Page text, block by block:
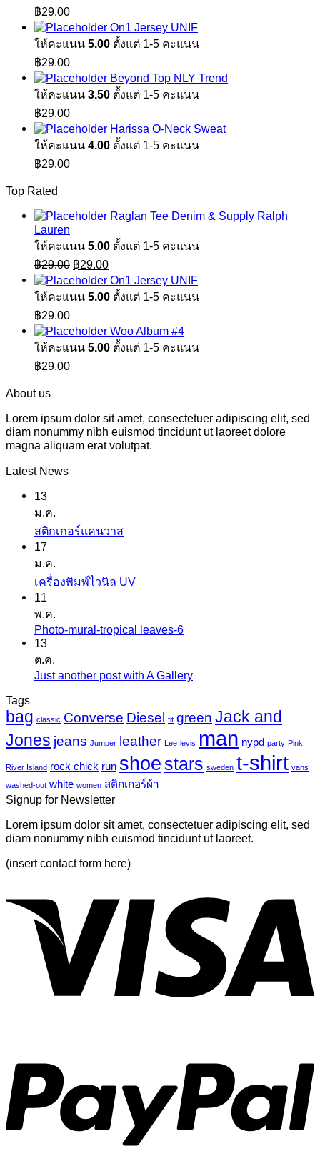
฿29.00
On1 Jersey UNIF
ให้คะแนน 5.00 ตั้งแต่ 1-5 คะแนน
฿29.00
Beyond Top NLY Trend
ให้คะแนน 3.50 ตั้งแต่ 1-5 คะแนน
฿29.00
Harissa O-Neck Sweat
ให้คะแนน 4.00 ตั้งแต่ 1-5 คะแนน
฿29.00
Top Rated
Raglan Tee Denim & Supply Ralph
Lauren
ให้คะแนน 5.00 ตั้งแต่ 1-5 คะแนน
฿29.00 Original
price
was:
฿29.00.
฿29.00Current
price
is:
฿29.00.
On1 Jersey UNIF
ให้คะแนน 5.00 ตั้งแต่ 1-5 คะแนน
฿29.00
Woo Album #4
ให้คะแนน 5.00 ตั้งแต่ 1-5 คะแนน
฿29.00
About us
Lorem ipsum dolor sit amet, consectetuer adipiscing elit, sed
diam nonummy nibh euismod tincidunt ut laoreet dolore
magna aliquam erat volutpat.
Latest News
13
ม.ค.
สติกเกอร์แคนวาสไม่มี
บน
นวาส
17
ม.ค.
เครื่องพิมพ์ไวนิล UVไม่มี
บน
ไว
11
พ.ค.
Photo-mural-tropical leaves-6ไม่มี
mural-
tropical
leaves-
13
ต.ค.
Just another post with A Galleryไม่มี
เห็น
บน
Just
another
post
Tags
bag classic Converse Diesel fit green Jack and
Jones jeans Jumper leather Lee levis man nypd party Pink
River Island rock chick run shoe stars sweden t-shirt vans
washed-out white women สติกเกอร์ผ้า
Signup for Newsletter
Lorem ipsum dolor sit amet, consectetuer adipiscing elit, sed
diam nonummy nibh euismod tincidunt ut laoreet.
(insert contact form here)